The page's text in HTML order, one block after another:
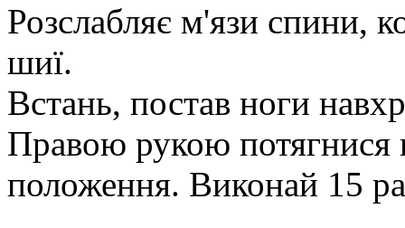
Розслабляє м'язи спини,
шиї.
Встань, постав ноги
Правою рукою потягнися
положення. Виконай 15